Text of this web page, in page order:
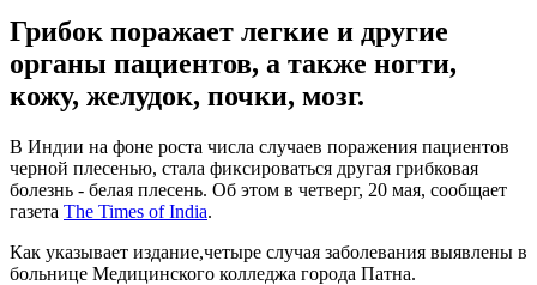
Грибок поражает легкие и другие
органы пациентов, а также ногти,
кожу, желудок, почки, мозг.
В Индии на фоне роста числа случаев поражения пациентов
черной плесенью, стала фиксироваться другая грибковая
болезнь - белая плесень. Об этом в четверг, 20 мая, сообщает
газета The Times of India.
Как указывает издание,четыре случая заболевания выявлены в
больнице Медицинского колледжа города Патна.